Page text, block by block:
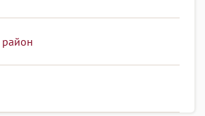
район